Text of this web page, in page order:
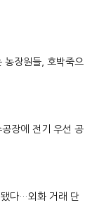
농장원들, 호박죽으
장에 전기 우선 공
다…외화 거래 단